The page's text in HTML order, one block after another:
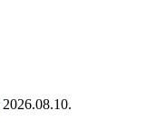
2026.08.10.